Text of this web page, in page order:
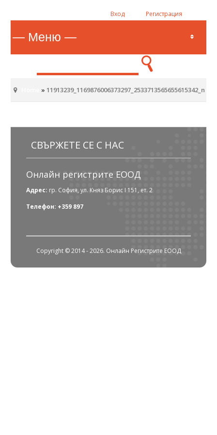
Вход Регистрация
» 11913239_1169876006373297_2533713565655615342_n
СВЪРЖЕТЕ СЕ С НАС
Онлайн регистрите ЕООД
Адрес: гр. София, ул. Княз Борис I 151, ет. 2
Телефон: +359 897
Copyright © 2014 - 2026. Онлайн Регистрите ЕООД